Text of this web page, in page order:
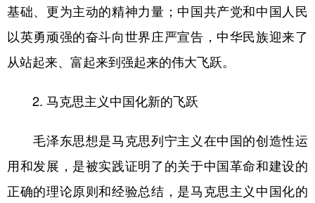
基础、更为主动的精神力量；中国共产党和中国人民
以英勇顽强的奋斗向世界庄严宣告，中华民族迎来了
从站起来、富起来到强起来的伟大飞跃。
2. 马克思主义中国化新的飞跃
毛泽东思想是马克思列宁主义在中国的创造性运
用和发展，是被实践证明了的关于中国革命和建设的
正确的理论原则和经验总结，是马克思主义中国化的